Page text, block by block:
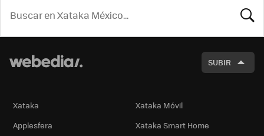
SUBIR
Xataka
Xataka Móvil
Applesfera
Xataka Smart Home